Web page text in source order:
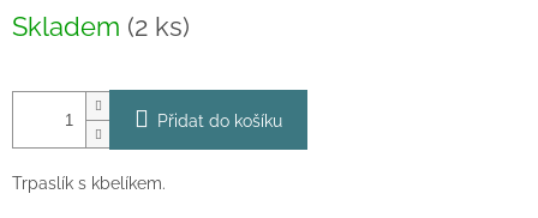
cena:
Skladem (2 ks)
Přidat do košíku
Trpaslík s kbelíkem.